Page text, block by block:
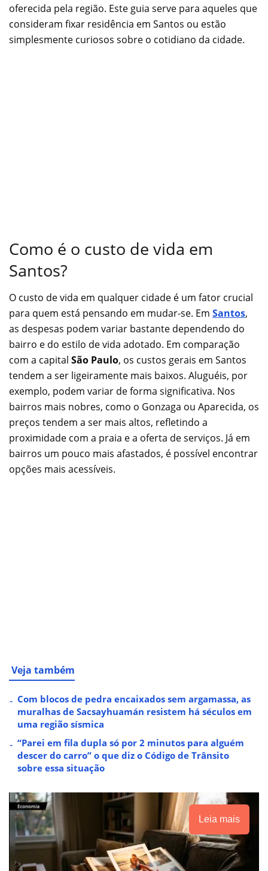
oferecida pela região. Este guia serve para aqueles que
consideram fixar residência em Santos ou estão
simplesmente curiosos sobre o cotidiano da cidade.
Como é o custo de vida em
Santos?
O custo de vida em qualquer cidade é um fator crucial
para quem está pensando em mudar-se. Em Santos,
as despesas podem variar bastante dependendo do
bairro e do estilo de vida adotado. Em comparação
com a capital São Paulo, os custos gerais em Santos
tendem a ser ligeiramente mais baixos. Aluguéis, por
exemplo, podem variar de forma significativa. Nos
bairros mais nobres, como o Gonzaga ou Aparecida, os
preços tendem a ser mais altos, refletindo a
proximidade com a praia e a oferta de serviços. Já em
bairros um pouco mais afastados, é possível encontrar
opções mais acessíveis.
Veja também
Com blocos de pedra encaixados sem argamassa, as
muralhas de Sacsayhuamán resistem há séculos em
uma região sísmica
“Parei em fila dupla só por 2 minutos para alguém
descer do carro” o que diz o Código de Trânsito
sobre essa situação
Leia mais